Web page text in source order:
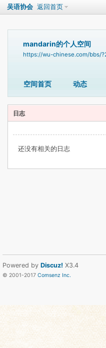
吴语协会 返回首页
mandarin的个人空间
https://wu-chinese.com/bbs/
空间首页 动态
日志
还没有相关的日志
Powered by Discuz! X3.4
© 2001-2017 Comsenz Inc.